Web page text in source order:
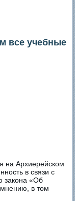
все учебные
на Архиерейском
в связи с
закона «Об
мнению, в том